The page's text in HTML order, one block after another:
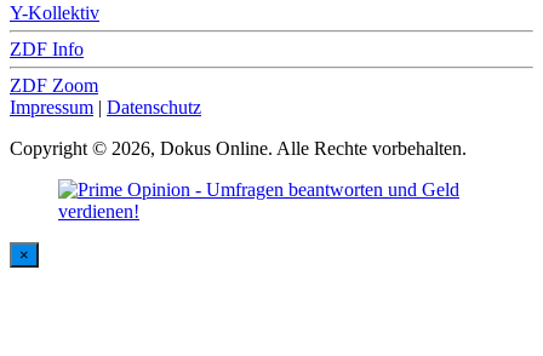
Y-Kollektiv
ZDF Info
ZDF Zoom
Impressum | Datenschutz
Copyright © 2026, Dokus Online. Alle Rechte vorbehalten.
×